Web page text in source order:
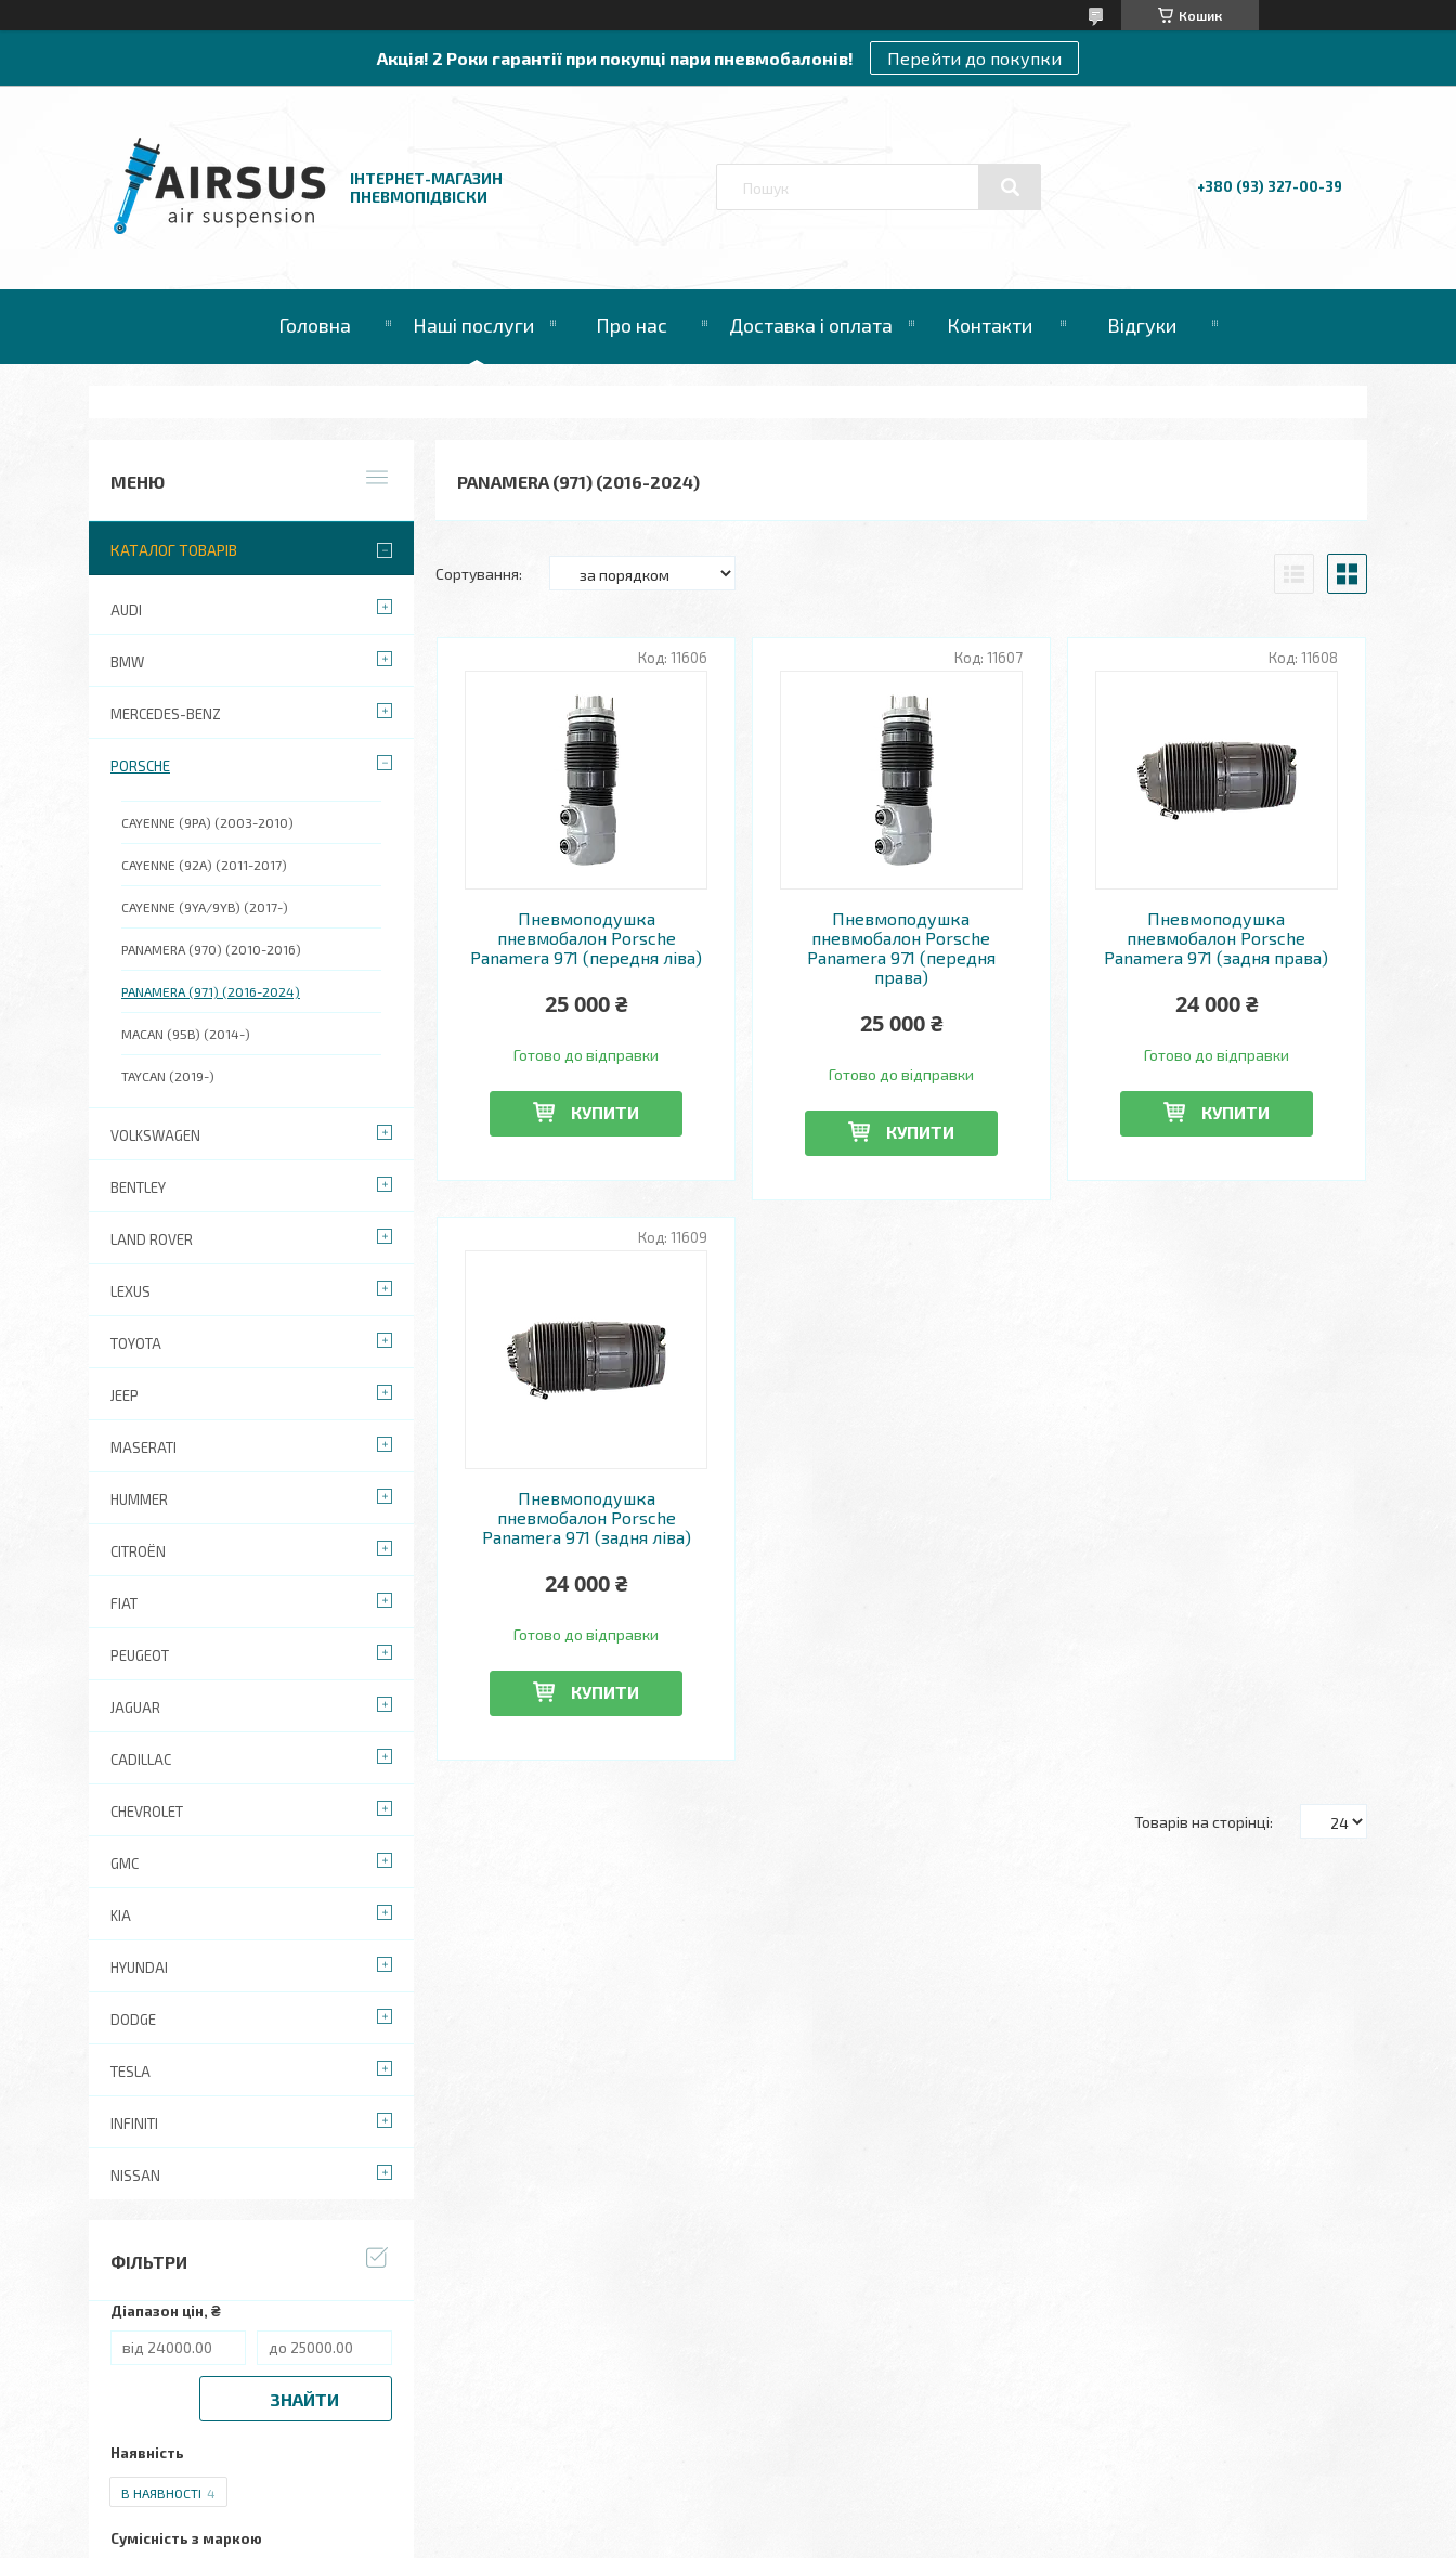
Кошик
Акція! 2 Роки гарантії при покупці пари пневмобалонів! Перейти до покупки
ІНТЕРНЕТ-МАГАЗИН
ПНЕВМОПІДВІСКИ
+380 (93) 327-00-39
Головна Наші послуги Про нас Доставка і оплата Контакти Відгуки
PANAMERA (971) (2016-2024)
11606
Пневмоподушка
пневмобалон Porsche
Panamera 971 (передня ліва)
25 000 ₴
Готово до відправки
КУПИТИ
11607
Пневмоподушка
пневмобалон Porsche
Panamera 971 (передня
права)
25 000 ₴
Готово до відправки
КУПИТИ
11608
Пневмоподушка
пневмобалон Porsche
Panamera 971 (задня права)
24 000 ₴
Готово до відправки
КУПИТИ
11609
Пневмоподушка
пневмобалон Porsche
Panamera 971 (задня ліва)
24 000 ₴
Готово до відправки
КУПИТИ
КАТАЛОГ ТОВАРІВ
AUDI
BMW
MERCEDES-BENZ
PORSCHE
CAYENNE (9PA) (2003-2010)
CAYENNE (92A) (2011-2017)
CAYENNE (9YA/9YB) (2017-)
PANAMERA (970) (2010-2016)
PANAMERA (971) (2016-2024)
MACAN (95B) (2014-)
TAYCAN (2019-)
VOLKSWAGEN
BENTLEY
LAND ROVER
LEXUS
TOYOTA
JEEP
MASERATI
HUMMER
CITROËN
FIAT
PEUGEOT
JAGUAR
CADILLAC
CHEVROLET
GMC
KIA
HYUNDAI
DODGE
TESLA
INFINITI
NISSAN
ФІЛЬТРИ
Діапазон цін, ₴
ЗНАЙТИ
Наявність
В НАЯВНОСТІ 4
Сумісність з маркою